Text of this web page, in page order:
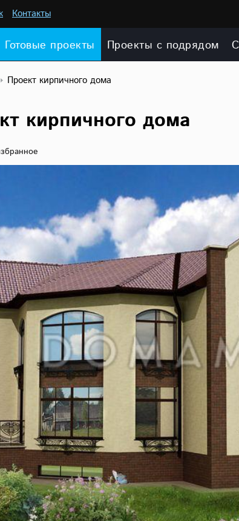
Контакты
Готовые проекты Проекты с подрядом
Проект кирпичного дома
кирпичного дома